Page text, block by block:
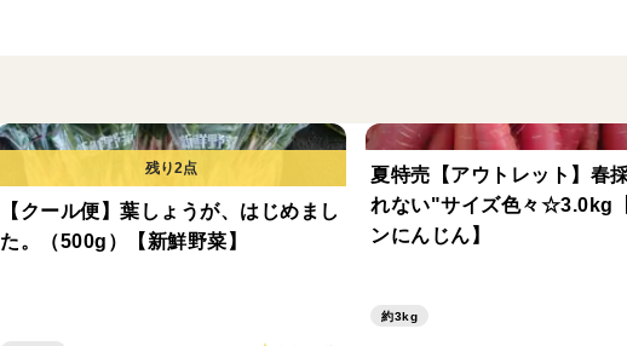
ています。
優馬の味わい深い食味を活かして、色々
〈分量の目安〉
【クール便】葉しょうが、はじめまし
た。（500g）【新鮮野菜】
夏特売【アウトレット】春
れない"サイズ色々☆3.0kg
ンにんじん】
約3kg